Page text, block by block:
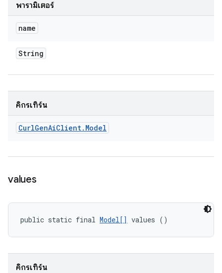
พารามิเตอร์
name
String
คิกรีเทิร์น
CurlGenAiClient. Model
values
public static final Model[] values ()
คิกรีเทิร์น